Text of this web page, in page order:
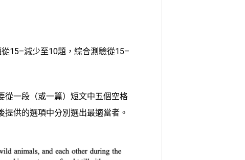
15–減少至10題，綜合測驗從15–
從一段（或一篇）短文中五個空格
供的選項中分別選出最適當者。